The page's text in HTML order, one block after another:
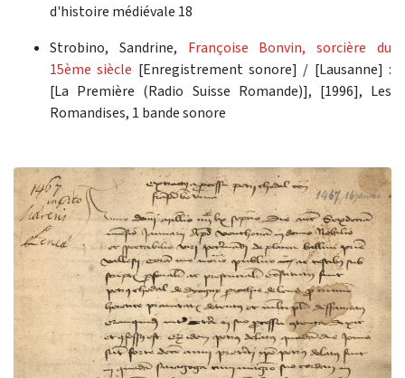
d'histoire médiévale 18
Strobino, Sandrine, Françoise Bonvin, sorcière du
15ème siècle [Enregistrement sonore] / [Lausanne] :
[La Première (Radio Suisse Romande)], [1996], Les
Romandises, 1 bande sonore